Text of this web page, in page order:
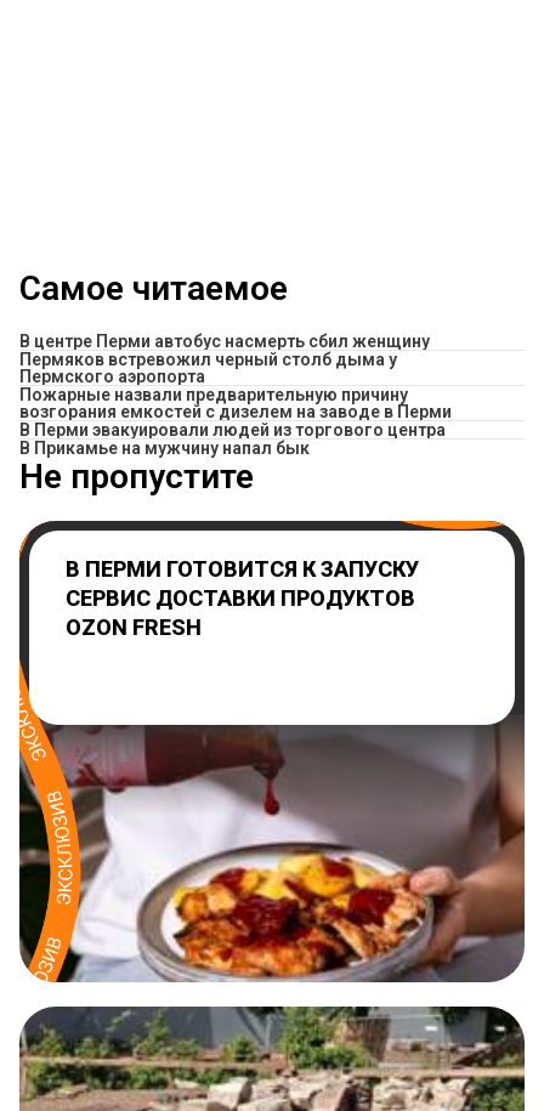
Самое читаемое
В центре Перми автобус насмерть сбил женщину
Пермяков встревожил черный столб дыма у
Пермского аэропорта
Пожарные назвали предварительную причину
возгорания емкостей с дизелем на заводе в Перми
В Перми эвакуировали людей из торгового центра
​В Прикамье на мужчину напал бык
Не пропустите
В ПЕРМИ ГОТОВИТСЯ К ЗАПУСКУ
СЕРВИС ДОСТАВКИ ПРОДУКТОВ
OZON FRESH